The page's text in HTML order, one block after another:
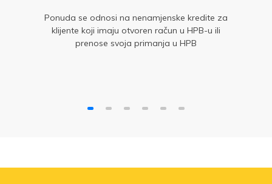
Ponuda se odnosi na nenamjenske kredite za
klijente koji imaju otvoren račun u HPB-u ili
prenose svoja primanja u HPB